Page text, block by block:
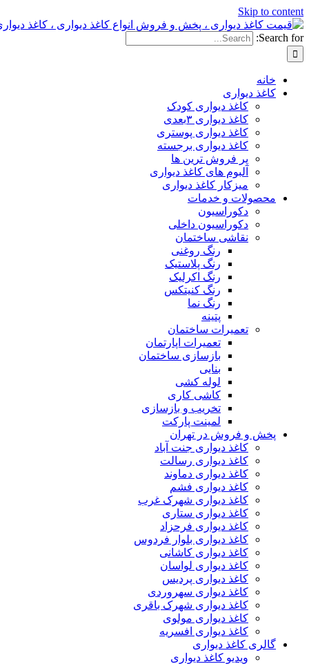
Skip to content
Search for:
خانه
کاغذ دیواری
کاغذ دیواری کودک
کاغذ دیواری ۳بعدی
کاغذ دیواری پوستری
کاغذ دیواری برجسته
پر فروش ترین ها
آلبوم های کاغذ دیواری
میزکار کاغذ دیواری
محصولات و خدمات
دکوراسیون
دکوراسیون داخلی
نقاشی ساختمان
رنگ روغنی
رنگ پلاستیک
رنگ اکرلیک
رنگ کنیتکس
رنگ نما
پتینه
تعمیرات ساختمان
تعمیرات اپارتمان
بازسازی ساختمان
بنایی
لوله کشی
کاشی کاری
تخریب و بازسازی
لمینت پارکت
پخش و فروش در تهران
کاغذ دیواری جنت آباد
کاغذ دیواری رسالت
کاغذ دیواری دماوند
کاغذ دیواری فشم
کاغذ دیواری شهرک غرب
کاغذ دیواری ستاری
کاغذ دیواری فرحزاد
کاغذ دیواری بلوار فردوس
کاغذ دیواری کاشانی
کاغذ دیواری لواسان
کاغذ دیواری پردیس
کاغذ دیواری سهروردی
کاغذ دیواری شهرک باقری
کاغذ دیواری مولوی
کاغذ دیواری افسریه
گالری کاغذ دیواری
ویدیو کاغذ دیواری